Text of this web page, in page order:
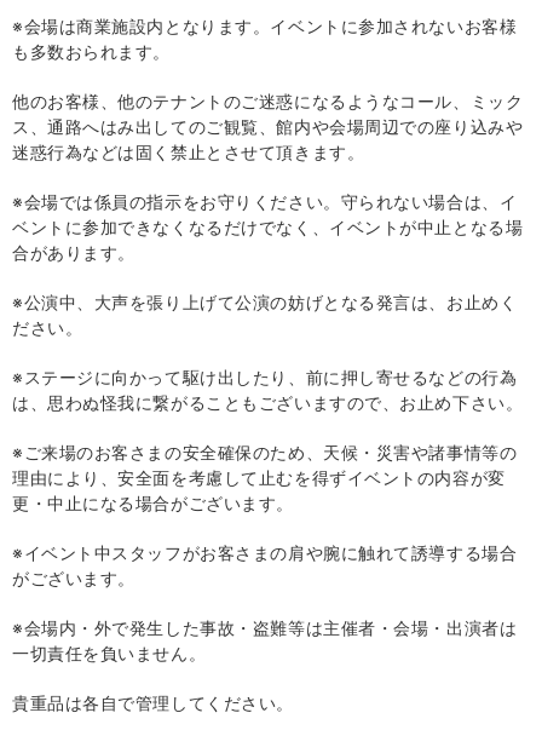
※会場は商業施設内となります。イベントに参加されないお客様
も多数おられます。
他のお客様、他のテナントのご迷惑になるようなコール、ミック
ス、通路へはみ出してのご観覧、館内や会場周辺での座り込みや
迷惑行為などは固く禁止とさせて頂きます。
※会場では係員の指示をお守りください。守られない場合は、イ
ベントに参加できなくなるだけでなく、イベントが中止となる場
合があります。
※公演中、大声を張り上げて公演の妨げとなる発言は、お止めく
ださい。
※ステージに向かって駆け出したり、前に押し寄せるなどの行為
は、思わぬ怪我に繋がることもございますので、お止め下さい。
※ご来場のお客さまの安全確保のため、天候・災害や諸事情等の
理由により、安全面を考慮して止むを得ずイベントの内容が変
更・中止になる場合がございます。
※イベント中スタッフがお客さまの肩や腕に触れて誘導する場合
がございます。
※会場内・外で発生した事故・盗難等は主催者・会場・出演者は
一切責任を負いません。
貴重品は各自で管理してください。